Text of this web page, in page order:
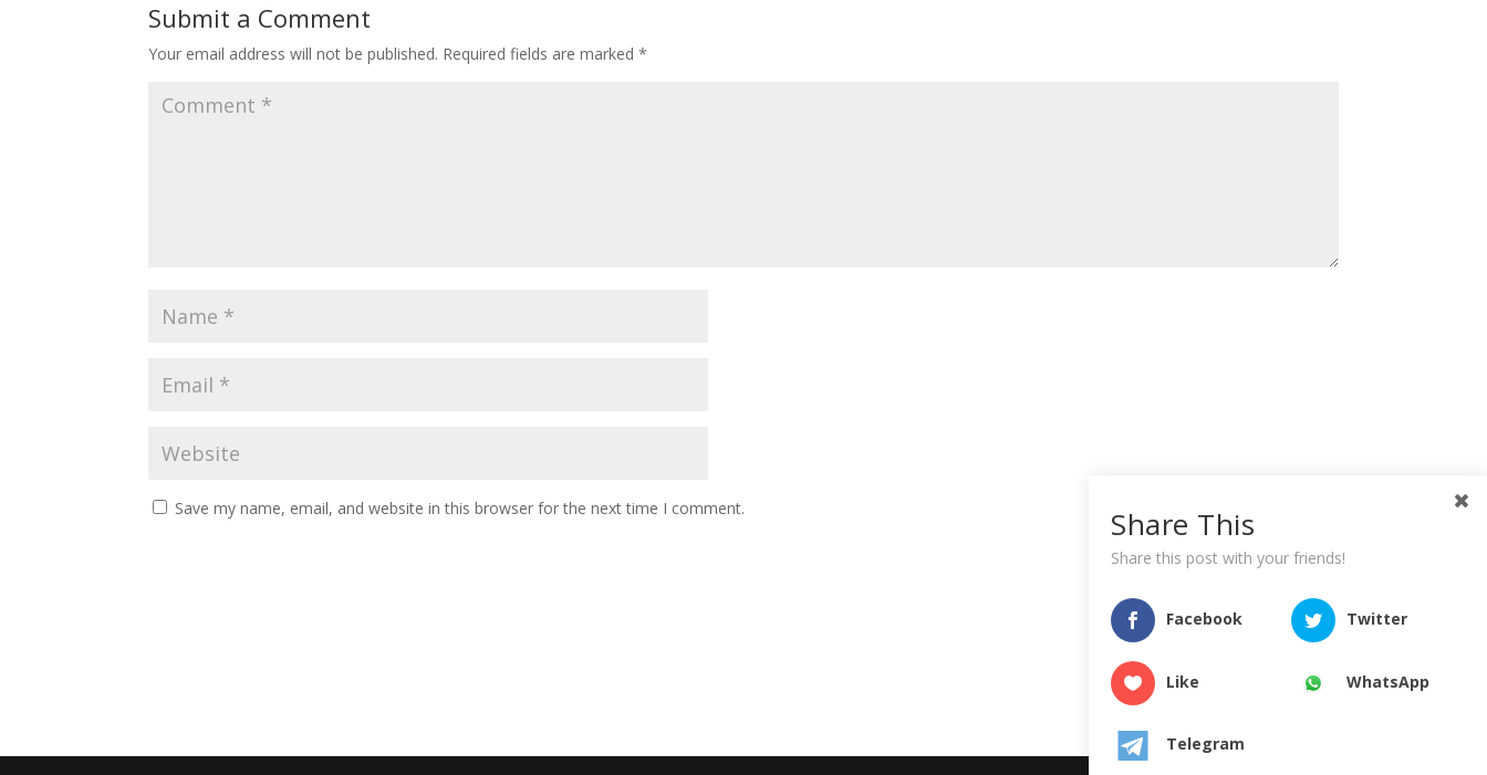
Submit a Comment
Your email address will not be published. Required fields are marked*
Save my name, email, and website in this browser for the next time I comment. Share This
Share this post with your friends!
Facebook Twitter
Like WhatsApp
Telegram